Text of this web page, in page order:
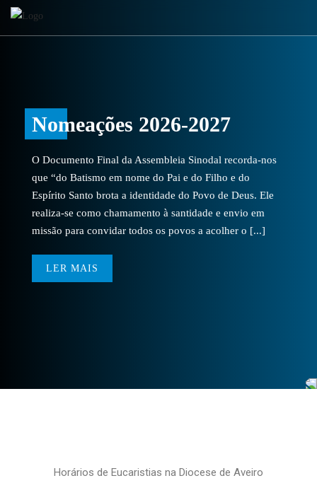
Nomeações 2026-2027
O Documento Final da Assembleia Sinodal recorda-nos
que “do Batismo em nome do Pai e do Filho e do
Espírito Santo brota a identidade do Povo de Deus. Ele
realiza-se como chamamento à santidade e envio em
missão para convidar todos os povos a acolher o [...]
LER MAIS
Horários de Eucaristias na Diocese de Aveiro